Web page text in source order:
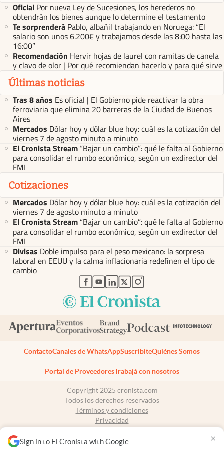
Sign in to El Cronista with Google ×
Oficial Por nueva Ley de Sucesiones, los herederos no
obtendrán los bienes aunque lo determine el testamento
Te sorprenderá Pablo, albañil trabajando en Noruega: “El
salario son unos 6.200€ y trabajamos desde las 8:00 hasta las
16:00”
Recomendación Hervir hojas de laurel con ramitas de canela
y clavo de olor | Por qué recomiendan hacerlo y para qué sirve
Últimas noticias
Tras 8 años Es oficial | El Gobierno pide reactivar la obra
ferroviaria que elimina 20 barreras de la Ciudad de Buenos
Aires
Mercados Dólar hoy y dólar blue hoy: cuál es la cotización del
viernes 7 de agosto minuto a minuto
El Cronista Stream “Bajar un cambio”: qué le falta al Gobierno
para consolidar el rumbo económico, según un exdirector del
FMI
Cotizaciones
Mercados Dólar hoy y dólar blue hoy: cuál es la cotización del
viernes 7 de agosto minuto a minuto
El Cronista Stream “Bajar un cambio”: qué le falta al Gobierno
para consolidar el rumbo económico, según un exdirector del
FMI
Divisas Doble impulso para el peso mexicano: la sorpresa
laboral en EEUU y la calma inflacionaria redefinen el tipo de
cambio
abre en nueva pestaña
abre en nueva pestaña
abre en nueva pestaña
abre en nueva pestaña
abre en nueva pestaña
ContactoCanales de WhatsAppSuscribiteQuiénes Somos
Portal de ProveedoresTrabajá con nosotros
Copyright 2025 cronista.com
Todos los derechos reservados
Términos y condiciones
Privacidad
Tel: +54 11 7078-3270